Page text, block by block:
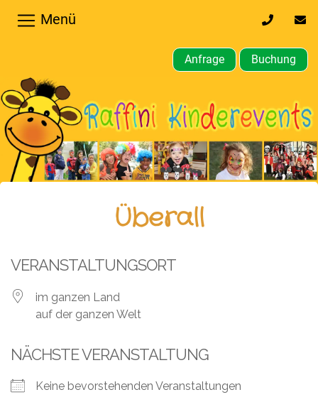
Home
Hochzeiten,
Privatfeier
Firmenfeier
Feste
Weitere
Leistungen
Über
0170
64
610
Menü
Anfrage Buchung
Überall
VERANSTALTUNGSORT
im ganzen Land
auf der ganzen Welt
NÄCHSTE VERANSTALTUNG
Keine bevorstehenden Veranstaltungen